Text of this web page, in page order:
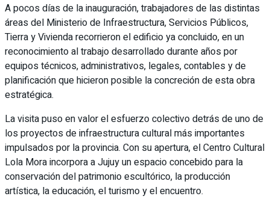
A pocos días de la inauguración, trabajadores de las distintas
áreas del Ministerio de Infraestructura, Servicios Públicos,
Tierra y Vivienda recorrieron el edificio ya concluido, en un
reconocimiento al trabajo desarrollado durante años por
equipos técnicos, administrativos, legales, contables y de
planificación que hicieron posible la concreción de esta obra
estratégica.
La visita puso en valor el esfuerzo colectivo detrás de uno de
los proyectos de infraestructura cultural más importantes
impulsados por la provincia. Con su apertura, el Centro Cultural
Lola Mora incorpora a Jujuy un espacio concebido para la
conservación del patrimonio escultórico, la producción
artística, la educación, el turismo y el encuentro.